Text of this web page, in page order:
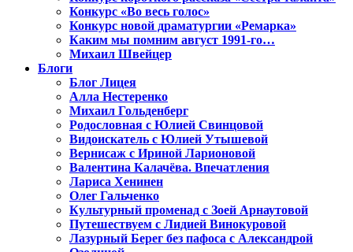
Конкурс «Во весь голос»
Конкурс новой драматургии «Ремарка»
Каким мы помним август 1991-го…
Михаил Швейцер
Блоги
Блог Лицея
Алла Нестеренко
Михаил Гольденберг
Родословная с Юлией Свинцовой
Видоискатель с Юлией Утышевой
Вернисаж с Ириной Ларионовой
Валентина Калачёва. Впечатления
Лариса Хенинен
Олег Гальченко
Культурный променад с Зоей Арнаутовой
Путешествуем с Лидией Винокуровой
Лазурный Берег без пафоса с Александрой